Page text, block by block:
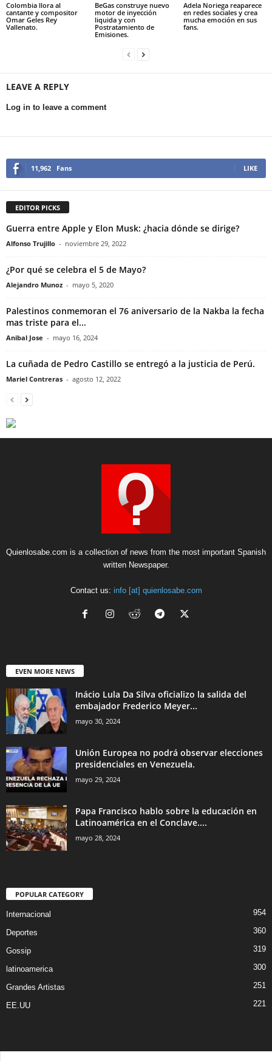
Colombia llora al
cantante y compositor
Omar Geles Rey
Vallenato.
BeGas construye nuevo
motor de inyección
liquida y con
Postratamiento de
Emisiones.
Adela Noriega reaparece
en redes sociales y crea
mucha emoción en sus
fans.
LEAVE A REPLY
Log in to leave a comment
11,962 Fans LIKE
EDITOR PICKS
Guerra entre Apple y Elon Musk: ¿hacia dónde se dirige?
Alfonso Trujillo - noviembre 29, 2022
¿Por qué se celebra el 5 de Mayo?
Alejandro Munoz - mayo 5, 2020
Palestinos conmemoran el 76 aniversario de la Nakba la fecha
mas triste para el...
Anibal Jose - mayo 16, 2024
La cuñada de Pedro Castillo se entregó a la justicia de Perú.
Mariel Contreras - agosto 12, 2022
Quienlosabe.com is a collection of news from the most important Spanish
written Newspaper.
Contact us: info [at] quienlosabe.com
EVEN MORE NEWS
Inácio Lula Da Silva oficializo la salida del
embajador Frederico Meyer...
mayo 30, 2024
Unión Europea no podrá observar elecciones
presidenciales en Venezuela.
mayo 29, 2024
Papa Francisco hablo sobre la educación en
Latinoamérica en el Conclave....
mayo 28, 2024
POPULAR CATEGORY
Internacional 954
Deportes 360
Gossip 319
latinoamerica 300
Grandes Artistas 251
EE.UU 221